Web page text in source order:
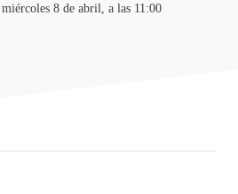
8 de abril, a las 11:00